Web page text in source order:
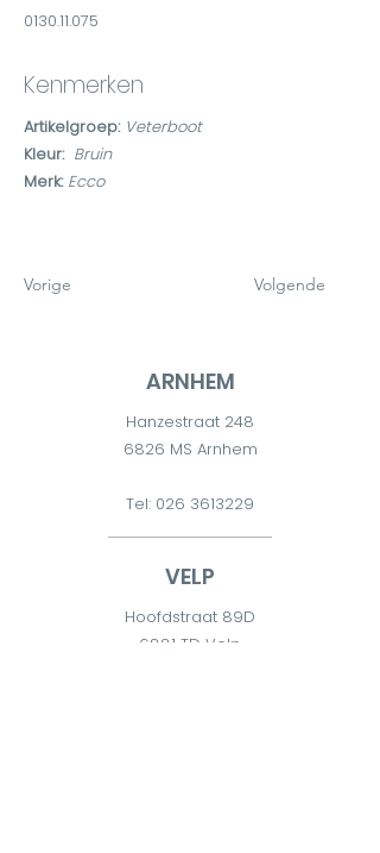
0130.11.075
Kenmerken
Artikelgroep: Veterboot
Kleur: Bruin
Merk:Ecco
Vorige Volgende
ARNHEM
Hanzestraat 248
6826 MS Arnhem
Tel: 026 3613229
VELP
Hoofdstraat 89D
6881 TD Velp